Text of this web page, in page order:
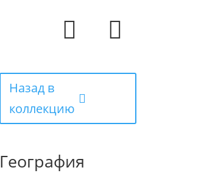
Назад в
коллекцию
География